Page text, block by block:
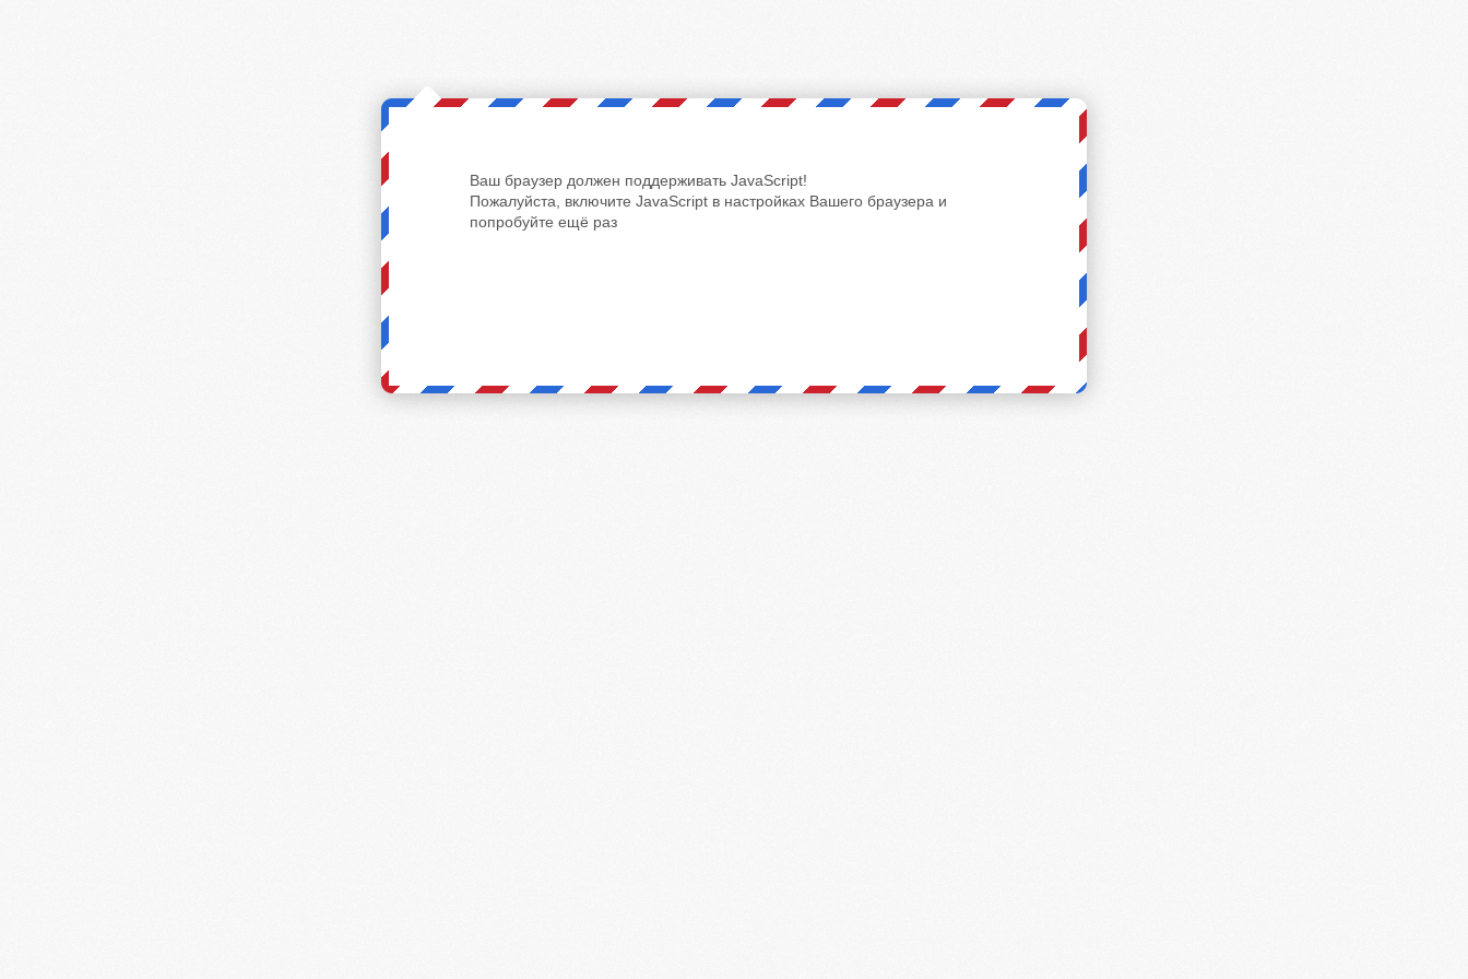
Ваш браузер должен поддерживать JavaScript!
Пожалуйста, включите JavaScript в настройках Вашего браузера и
попробуйте ещё раз